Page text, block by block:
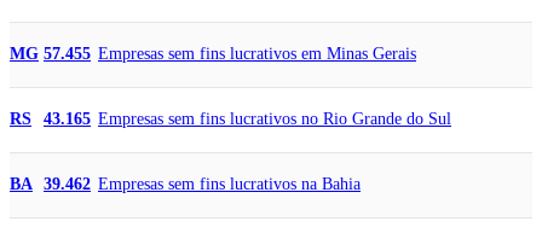
MG 57.455 Empresas sem fins lucrativos em Minas Gerais
RS 43.165 Empresas sem fins lucrativos no Rio Grande do Sul
BA 39.462 Empresas sem fins lucrativos na Bahia